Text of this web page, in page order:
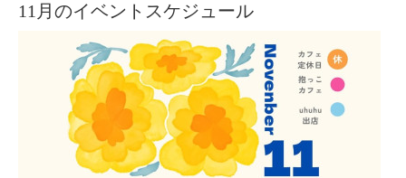
11月のイベントスケジュール